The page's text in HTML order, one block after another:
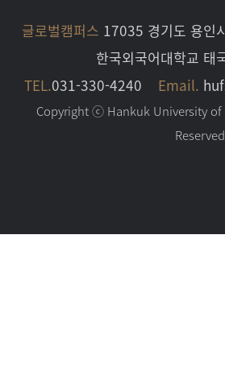
글로벌캠퍼스 17035 경기도 용인
한국외국어대학교 태
TEL.031-330-4240 Email.
Copyright ⓒ Hankuk University of